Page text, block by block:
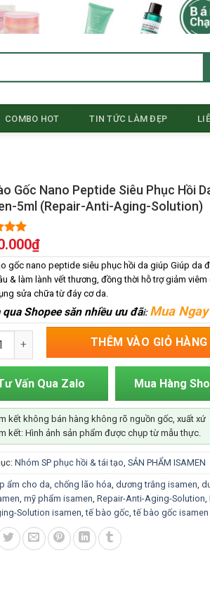
COMBO HOT TIN TỨC LÀM ĐẸP
Gốc Nano Peptide Siêu Phục Hồi
5ml (Repair-Anti-Aging-Solution)
5
₫
gốc nano peptide siêu phục hồi da giúp Giúp da
& làm lành vết thương, đồng thời hỗ trợ giảm viêm
sửa chữa từ đáy cơ da.
qua Shopee săn nhiều ưu đãi: Mua Ngay
Gốc Nano Peptide Siêu Phục Hồi Da
THÊM VÀO GIỎ HÀNG
Vấn Qua Zalo Mua Hàng
kết không bán hàng không rõ nguồn gốc, xuất xứ
kết: Hình ảnh sản phẩm được chụp từ mẫu thực.
Nhóm SP phục hồi & tái tạo SẢN PHẨM ISAMEN
ẩm cho da chống lão hóa dương trắng isamen
mỹ phẩm isamen Repair-Anti-Aging-Solution
Solution isamen ,tế bào gốc,tế bào gốc isamen